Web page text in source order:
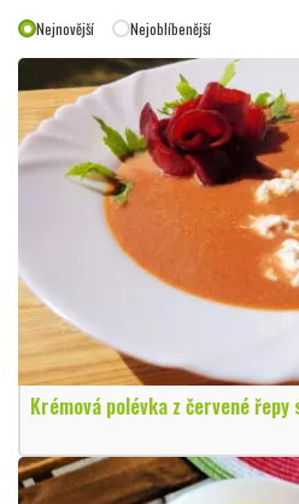
Nejnovější Nejoblíbenější
Krémová polévka z červené